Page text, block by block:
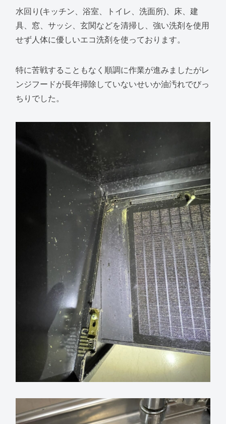
水回り(キッチン、浴室、トイレ、洗面所)、床、建
具、窓、サッシ、玄関などを清掃し、強い洗剤を使用
せず人体に優しいエコ洗剤を使っております。
特に苦戦することもなく順調に作業が進みましたがレ
ンジフードが長年掃除していないせいか油汚れでびっ
ちりでした。